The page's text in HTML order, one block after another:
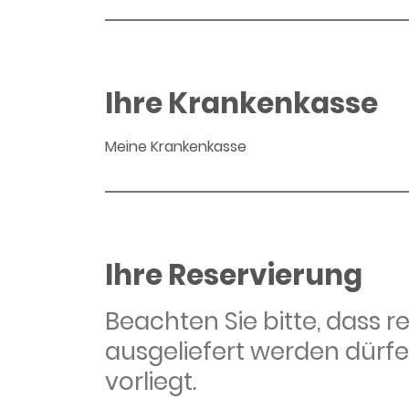
Ihre Krankenkasse
Meine Krankenkasse
Ihre Reservierung
Beachten Sie bitte, dass
ausgeliefert werden
vorliegt.